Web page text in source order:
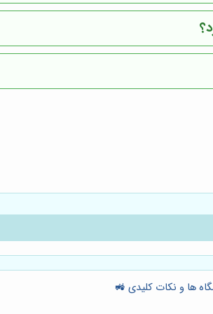
ها و نکات کلیدی 🚜